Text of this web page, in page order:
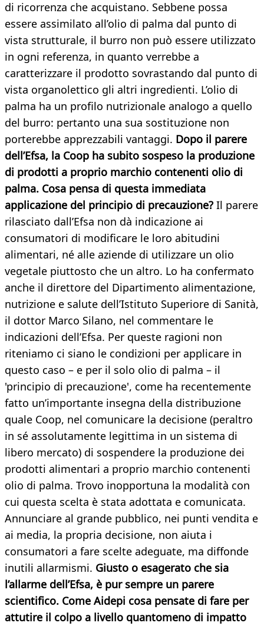
di ricorrenza che acquistano. Sebbene possa
essere assimilato all’olio di palma dal punto di
vista strutturale, il burro non può essere utilizzato
in ogni referenza, in quanto verrebbe a
caratterizzare il prodotto sovrastando dal punto di
vista organolettico gli altri ingredienti. L’olio di
palma ha un profilo nutrizionale analogo a quello
del burro: pertanto una sua sostituzione non
porterebbe apprezzabili vantaggi. Dopo il parere
dell’Efsa, la Coop ha subito sospeso la produzione
di prodotti a proprio marchio contenenti olio di
palma. Cosa pensa di questa immediata
applicazione del principio di precauzione? Il parere
rilasciato dall’Efsa non dà indicazione ai
consumatori di modificare le loro abitudini
alimentari, né alle aziende di utilizzare un olio
vegetale piuttosto che un altro. Lo ha confermato
anche il direttore del Dipartimento alimentazione,
nutrizione e salute dell’Istituto Superiore di Sanità,
il dottor Marco Silano, nel commentare le
indicazioni dell’Efsa. Per queste ragioni non
riteniamo ci siano le condizioni per applicare in
questo caso – e per il solo olio di palma – il
'principio di precauzione', come ha recentemente
fatto un’importante insegna della distribuzione
quale Coop, nel comunicare la decisione (peraltro
in sé assolutamente legittima in un sistema di
libero mercato) di sospendere la produzione dei
prodotti alimentari a proprio marchio contenenti
olio di palma. Trovo inopportuna la modalità con
cui questa scelta è stata adottata e comunicata.
Annunciare al grande pubblico, nei punti vendita e
ai media, la propria decisione, non aiuta i
consumatori a fare scelte adeguate, ma diffonde
inutili allarmismi. Giusto o esagerato che sia
l’allarme dell’Efsa, è pur sempre un parere
scientifico. Come Aidepi cosa pensate di fare per
attutire il colpo a livello quantomeno di impatto